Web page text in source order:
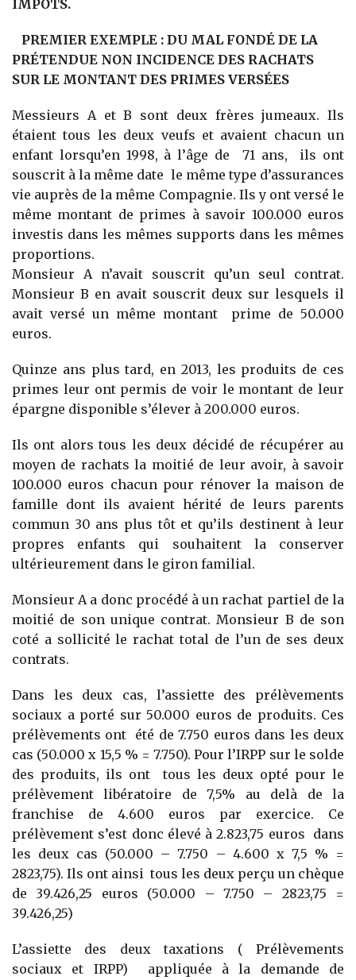
IMPOTS.
PREMIER EXEMPLE : DU MAL FONDÉ DE LA
PRÉTENDUE NON INCIDENCE DES RACHATS
SUR LE MONTANT DES PRIMES VERSÉES
Messieurs A et B sont deux frères jumeaux. Ils
étaient tous les deux veufs et avaient chacun un
enfant lorsqu’en 1998, à l’âge de 71 ans, ils ont
souscrit à la même date le même type d’assurances
vie auprès de la même Compagnie. Ils y ont versé le
même montant de primes à savoir 100.000 euros
investis dans les mêmes supports dans les mêmes
proportions.
Monsieur A n’avait souscrit qu’un seul contrat.
Monsieur B en avait souscrit deux sur lesquels il
avait versé un même montant prime de 50.000
euros.
Quinze ans plus tard, en 2013, les produits de ces
primes leur ont permis de voir le montant de leur
épargne disponible s’élever à 200.000 euros.
Ils ont alors tous les deux décidé de récupérer au
moyen de rachats la moitié de leur avoir, à savoir
100.000 euros chacun pour rénover la maison de
famille dont ils avaient hérité de leurs parents
commun 30 ans plus tôt et qu’ils destinent à leur
propres enfants qui souhaitent la conserver
ultérieurement dans le giron familial.
Monsieur A a donc procédé à un rachat partiel de la
moitié de son unique contrat. Monsieur B de son
coté a sollicité le rachat total de l’un de ses deux
contrats.
Dans les deux cas, l’assiette des prélèvements
sociaux a porté sur 50.000 euros de produits. Ces
prélèvements ont été de 7.750 euros dans les deux
cas (50.000 x 15,5 % = 7.750). Pour l’IRPP sur le solde
des produits, ils ont tous les deux opté pour le
prélèvement libératoire de 7,5% au delà de la
franchise de 4.600 euros par exercice. Ce
prélèvement s’est donc élevé à 2.823,75 euros dans
les deux cas (50.000 – 7.750 – 4.600 x 7,5 % =
2823,75). Ils ont ainsi tous les deux perçu un chèque
de 39.426,25 euros (50.000 – 7.750 – 2823,75 =
39.426,25)
L’assiette des deux taxations ( Prélèvements
sociaux et IRPP) appliquée à la demande de